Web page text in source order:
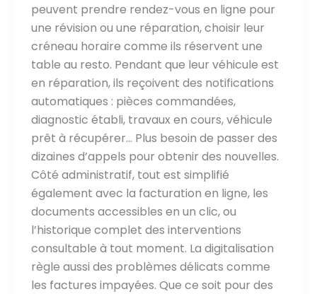
peuvent prendre rendez-vous en ligne pour
une révision ou une réparation, choisir leur
créneau horaire comme ils réservent une
table au resto. Pendant que leur véhicule est
en réparation, ils reçoivent des notifications
automatiques : pièces commandées,
diagnostic établi, travaux en cours, véhicule
prêt à récupérer… Plus besoin de passer des
dizaines d’appels pour obtenir des nouvelles.
Côté administratif, tout est simplifié
également avec la facturation en ligne, les
documents accessibles en un clic, ou
l’historique complet des interventions
consultable à tout moment. La digitalisation
règle aussi des problèmes délicats comme
les factures impayées. Que ce soit pour des